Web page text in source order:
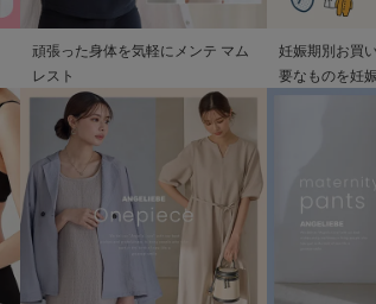
頑張った身体を気軽にメンテ マム
レスト
妊娠期別お買
要なものを妊